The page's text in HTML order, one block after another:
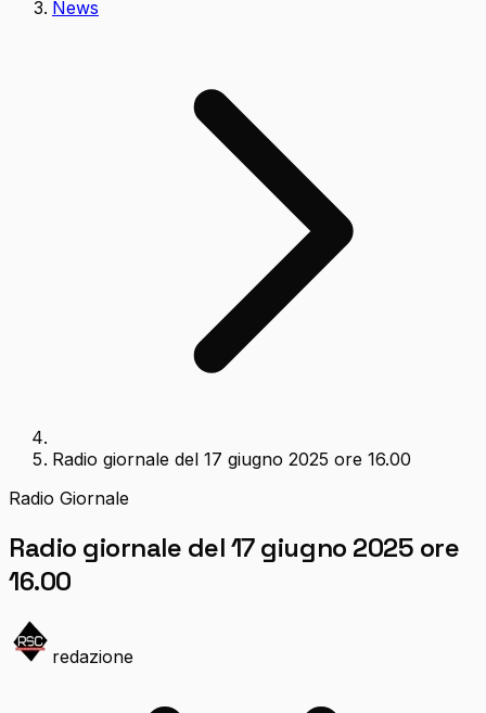
News
Radio giornale del 17 giugno 2025 ore 16.00
Radio Giornale
Radio giornale del 17 giugno 2025 ore
16.00
redazione